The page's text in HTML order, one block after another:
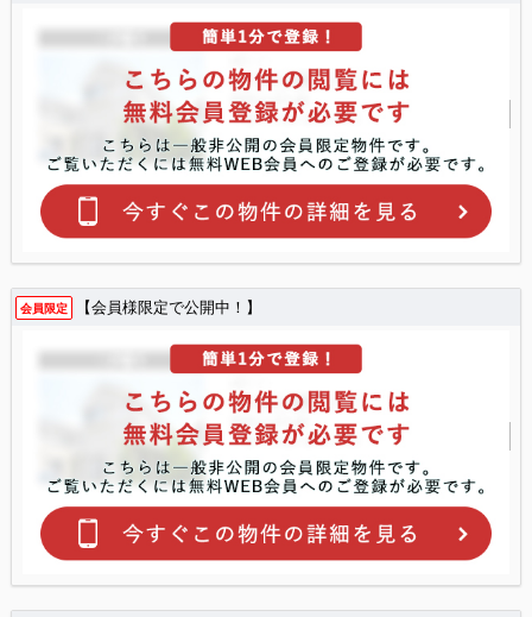
会員限定 【会員様限定で公開中！】